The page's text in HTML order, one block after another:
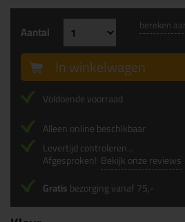
Aantal bereken
In winkelwagen
Voldoende voorraad
Alleen online beschikbaar
Levertijd controleren...
Afgesproken! Bekijk onze reviews
Gratisbezorging vanaf 75,-